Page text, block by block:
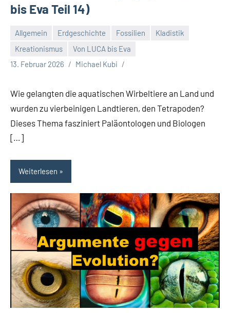
bis Eva Teil 14)
Allgemein Erdgeschichte Fossilien
Kladistik
Kreationismus
Von LUCA bis Eva
13. Februar 2026
Michael Kubi
Wie gelangten die aquatischen Wirbeltiere an Land und
wurden zu vierbeinigen Landtieren, den Tetrapoden?
Dieses Thema fasziniert Paläontologen und Biologen
[…]
Weiterlesen